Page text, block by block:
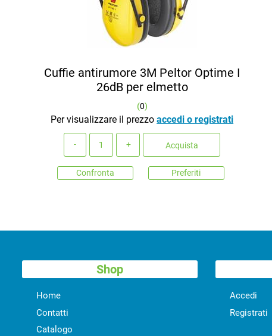
Cuffie antirumore 3M Peltor Optime I
26dB per elmetto
(0)
Per visualizzare il prezzoaccedi o registrati
Acquista
Confronta Preferiti
Shop
Home
Contatti
Catalogo
Accedi
Registrati